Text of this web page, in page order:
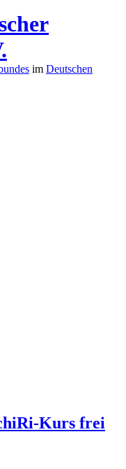
im Deutschen
Kurs frei